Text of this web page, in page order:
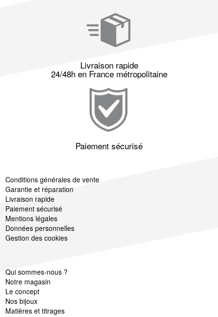
Livraison rapide
24/48h en France métropolitaine
Paiement sécurisé
Conditions générales de vente
Garantie et réparation
Livraison rapide
Paiement sécurisé
Mentions légales
Données personnelles
Gestion des cookies
Qui sommes-nous ?
Notre magasin
Le concept
Nos bijoux
Matières et titrages